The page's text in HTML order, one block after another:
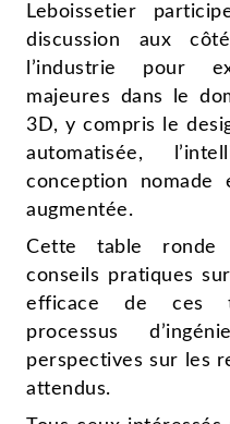
Leboissetier
discussion aux
l’industrie pour
majeures dans le
3D, y compris le
automatisée,
conception
augmentée.
Cette table ronde
conseils pratiques
efficace de ces
processus
perspectives sur les
attendus.